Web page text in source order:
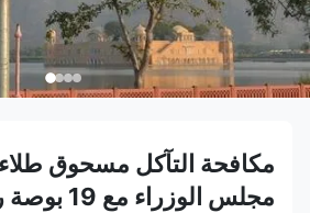
مكافحة التآكل مسحوق
مجلس